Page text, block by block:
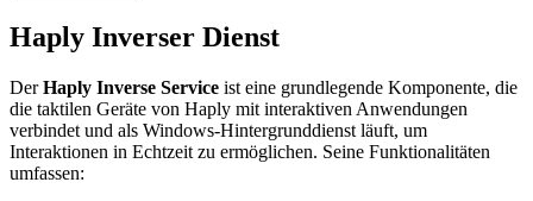
Haply Inverser Dienst
DerHaply Inverse Service ist eine grundlegende Komponente, die
die taktilen Geräte von Haply mit interaktiven Anwendungen
verbindet und als Windows-Hintergrunddienst läuft, um
Interaktionen in Echtzeit zu ermöglichen. Seine Funktionalitäten
umfassen: